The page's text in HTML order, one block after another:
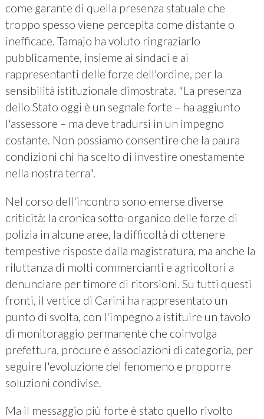
come garante di quella presenza statuale che
troppo spesso viene percepita come distante o
inefficace. Tamajo ha voluto ringraziarlo
pubblicamente, insieme ai sindaci e ai
rappresentanti delle forze dell'ordine, per la
sensibilità istituzionale dimostrata. "La presenza
dello Stato oggi è un segnale forte – ha aggiunto
l'assessore – ma deve tradursi in un impegno
costante. Non possiamo consentire che la paura
condizioni chi ha scelto di investire onestamente
nella nostra terra".
Nel corso dell'incontro sono emerse diverse
criticità: la cronica sotto-organico delle forze di
polizia in alcune aree, la difficoltà di ottenere
tempestive risposte dalla magistratura, ma anche la
riluttanza di molti commercianti e agricoltori a
denunciare per timore di ritorsioni. Su tutti questi
fronti, il vertice di Carini ha rappresentato un
punto di svolta, con l'impegno a istituire un tavolo
di monitoraggio permanente che coinvolga
prefettura, procure e associazioni di categoria, per
seguire l'evoluzione del fenomeno e proporre
soluzioni condivise.
Ma il messaggio più forte è stato quello rivolto